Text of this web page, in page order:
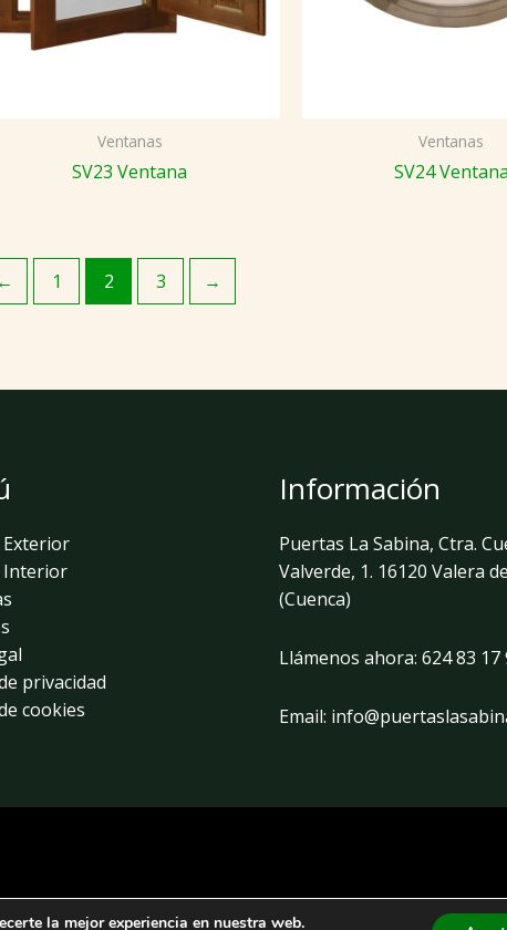
Ventanas
SV23 Ventana
Ventanas
SV24 Ventana
← 1 2 3 →
Interior
privacidad
cookies
Información
Puertas La Sabina, Ctra.
Valverde, 1. 16120 Valera
(Cuenca)
Llámenos ahora: 624 83 17
Email:
la mejor experiencia en nuestra web.